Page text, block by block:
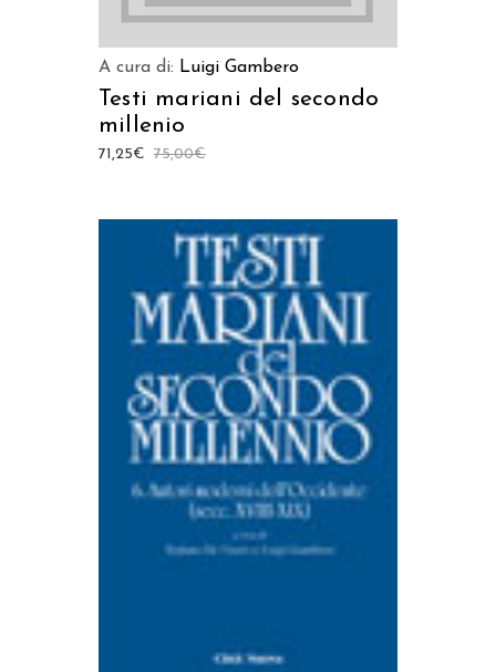
A cura di: Luigi Gambero
Testi mariani del secondo
millenio
75,00€
71,25€
AGGIUNGI AL CARRELLO